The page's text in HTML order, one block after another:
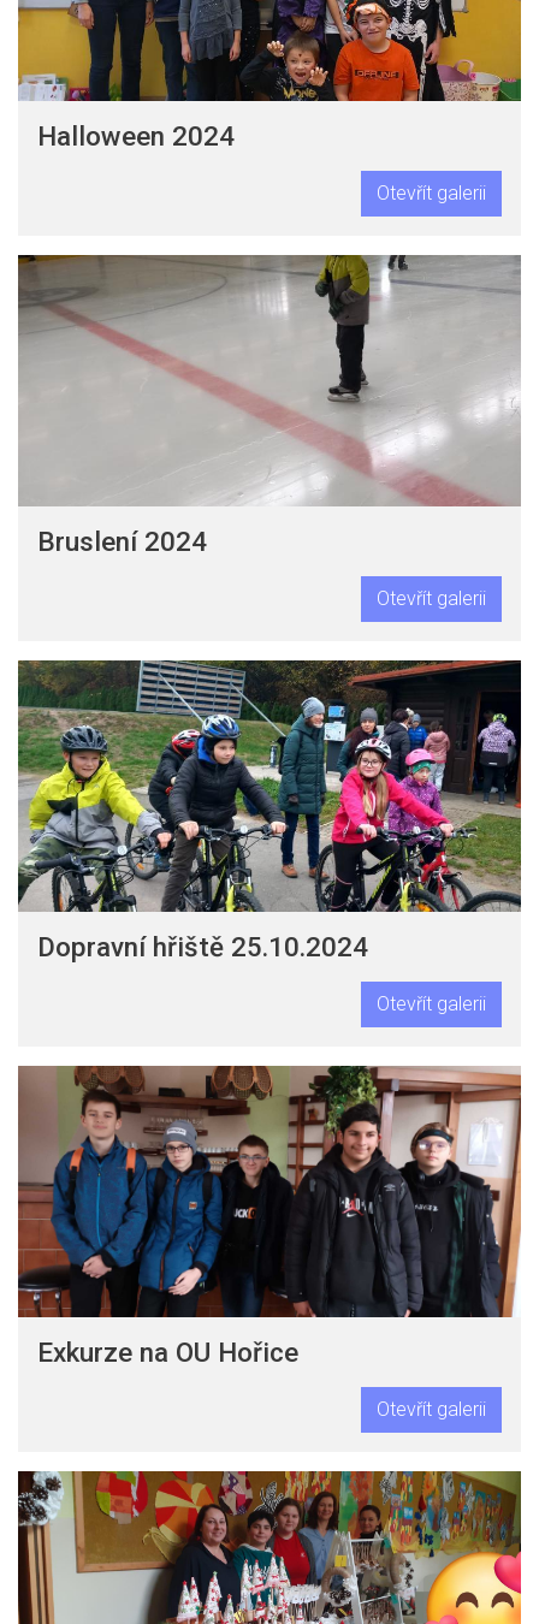
Halloween 2024
Otevřít galerii
Bruslení 2024
Otevřít galerii
Dopravní hřiště 25.10.2024
Otevřít galerii
Exkurze na OU Hořice
Otevřít galerii